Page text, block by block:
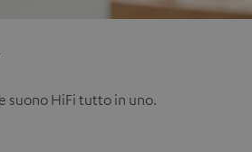
suono HiFi tutto in uno.